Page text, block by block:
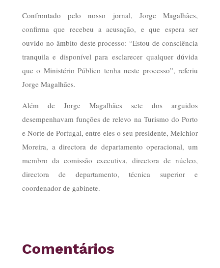
Confrontado pelo nosso jornal, Jorge Magalhães,
confirma que recebeu a acusação, e que espera ser
ouvido no âmbito deste processo: “Estou de consciência
tranquila e disponível para esclarecer qualquer dúvida
que o Ministério Público tenha neste processo”, referiu
Jorge Magalhães.
Além de Jorge Magalhães sete dos arguidos
desempenhavam funções de relevo na Turismo do Porto
e Norte de Portugal, entre eles o seu presidente, Melchior
Moreira, a directora de departamento operacional, um
membro da comissão executiva, directora de núcleo,
directora de departamento, técnica superior e
coordenador de gabinete.
Comentários